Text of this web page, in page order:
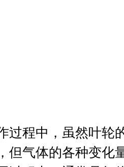
过程中，虽然叶轮
但气体的各种变化